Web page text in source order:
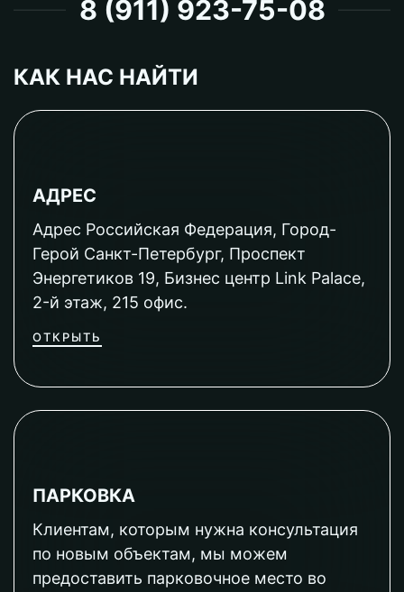
8 (911) 923-75-08
КАК НАС НАЙТИ
АДРЕС
Адрес Российская Федерация, Город-
Герой Санкт-Петербург, Проспект
Энергетиков 19, Бизнес центр Link Palace,
2-й этаж, 215 офис.
ОТКРЫТЬ
ПАРКОВКА
Клиентам, которым нужна консультация
по новым объектам, мы можем
предоставить парковочное место во